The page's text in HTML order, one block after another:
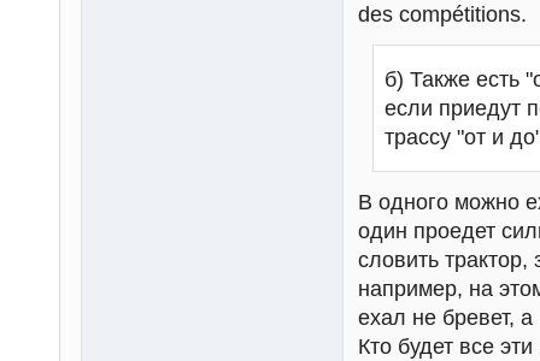
des compétitions.
б) Также есть
если приедут
трассу "от и
В одного можно
один проедет
словить
например, на
ехал не бревет,
Кто будет все